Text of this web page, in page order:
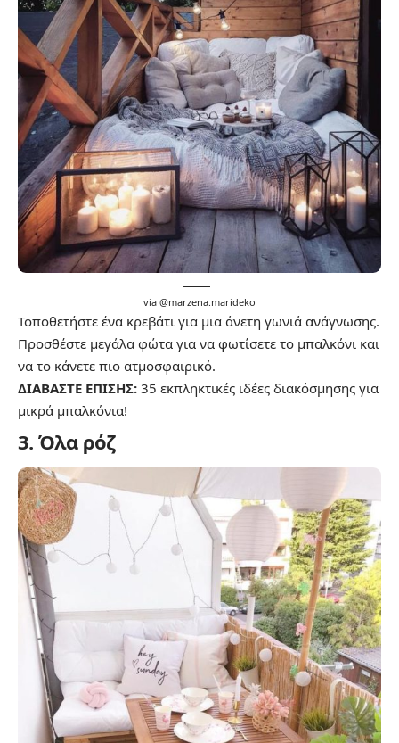
via @marzena.marideko
Τοποθετήστε ένα κρεβάτι για μια άνετη γωνιά ανάγνωσης.
Προσθέστε μεγάλα φώτα για να φωτίσετε το μπαλκόνι και
να το κάνετε πιο ατμοσφαιρικό.
ΔΙΑΒΑΣΤΕ ΕΠΙΣΗΣ: 35 εκπληκτικές ιδέες διακόσμησης για
μικρά μπαλκόνια!
3. Όλα ρόζ